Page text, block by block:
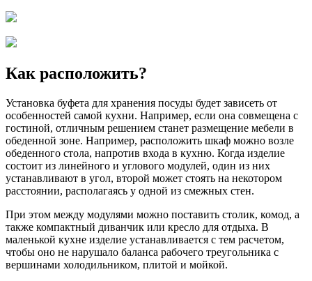
Как расположить?
Установка буфета для хранения посуды будет зависеть от
особенностей самой кухни. Например, если она совмещена с
гостиной, отличным решением станет размещение мебели в
обеденной зоне. Например, расположить шкаф можно возле
обеденного стола, напротив входа в кухню. Когда изделие
состоит из линейного и углового модулей, один из них
устанавливают в угол, второй может стоять на некотором
расстоянии, располагаясь у одной из смежных стен.
При этом между модулями можно поставить столик, комод, а
также компактный диванчик или кресло для отдыха. В
маленькой кухне изделие устанавливается с тем расчетом,
чтобы оно не нарушало баланса рабочего треугольника с
вершинами холодильником, плитой и мойкой.